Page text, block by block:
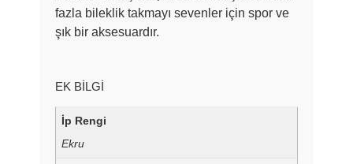
fazla bileklik takmayı sevenler için spor ve
şık bir aksesuardır.
EK BILGI
İp Rengi
Ekru